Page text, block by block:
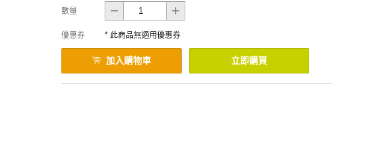
數量
優惠券 * 此商品無適用優惠券
加入購物車 立即購買